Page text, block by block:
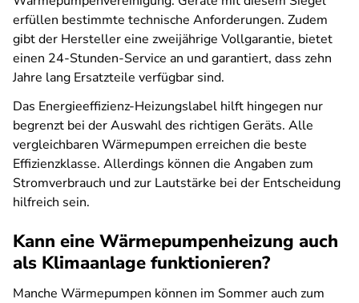
erfüllen bestimmte technische Anforderungen. Zudem
gibt der Hersteller eine zweijährige Vollgarantie, bietet
einen 24-Stunden-Service an und garantiert, dass zehn
Jahre lang Ersatzteile verfügbar sind.
Das Energieeffizienz-Heizungslabel hilft hingegen nur
begrenzt bei der Auswahl des richtigen Geräts. Alle
vergleichbaren Wärmepumpen erreichen die beste
Effizienzklasse. Allerdings können die Angaben zum
Stromverbrauch und zur Lautstärke bei der Entscheidung
hilfreich sein.
Kann eine Wärmepumpenheizung auch
als Klimaanlage funktionieren?
Manche Wärmepumpen können im Sommer auch zum